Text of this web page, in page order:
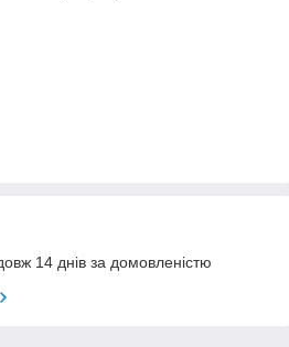
14 днів за домовленістю